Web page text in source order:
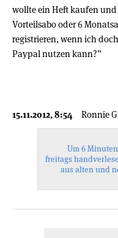
wollte ein Heft kaufen
Vorteilsabo oder 6
registrieren, wenn ich
Paypal nutzen kann?”
15.11.2012, 8:54 Ronnie
Um 6
freitags
aus alten und